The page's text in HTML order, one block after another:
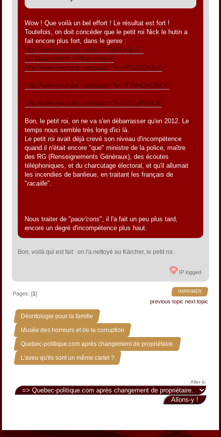
Wow ! Que voilà un bel effort ! Le résultat est fort !
Toutefois, on doit concéder que le petit roi Nick le hutin a
fait encore plus fort, dans le genre :
http://www.youtube.com/v/fPOdSQcikv0?
fs=1&amp;hl=fr_FR&amp;rel=0
http://www.youtube.com/watch?v=fPOdSQcikv0
http://www.youtube.com/watch?v=IT1MnOyCWOE
http://www.youtube.com/watch?v=9SEwPjVILIE
Bon, le petit roi, on ne va s'en débarrasser qu'en 2012. Le
temps nous semble très long d'ici là.
Le petit roi avait déjà crevé son niveau d'incompétence
quand il n'était encore "que" ministre de la police, maître
des RG (Renseignements Généraux), des écoutes
téléphoniques, et du charcutage électoral, et qu'il allumait
les incendies de banlieue, en traitant les français de
"racaille".
Nous traiter de "pauv'cons", il l'a fait un peu plus tard,
encore un degré d'incompétence plus haut.
Bon, voilà qui est fait : on l'a nettoyé au Kärcher, le petit roi.
IP logged
IMPRIMER
Pages: [1]
previous topic next topic
Déontologie pour la famille »
Musée des horreurs et de la corruption »
Quebec-politique.com après changement de propriétaire. »
L'aveu qu'ils sont un même cartel ?
Aller à: